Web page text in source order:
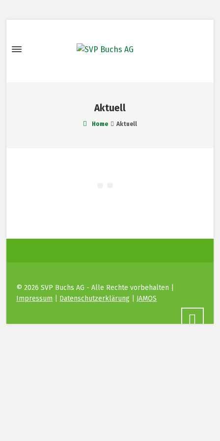
Aktuell
Home Aktuell
© 2026 SVP Buchs AG - Alle Rechte vorbehalten |
Impressum
Datenschutzerklärung JAMOS